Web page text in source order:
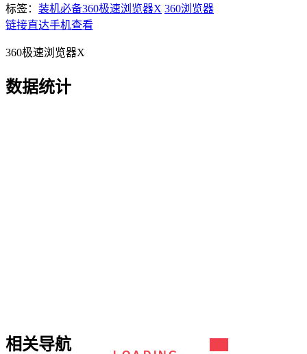
标签： 装机必备360极速浏览器X 360浏览器
链接直达手机查看
360极速浏览器X
数据统计
相关导航